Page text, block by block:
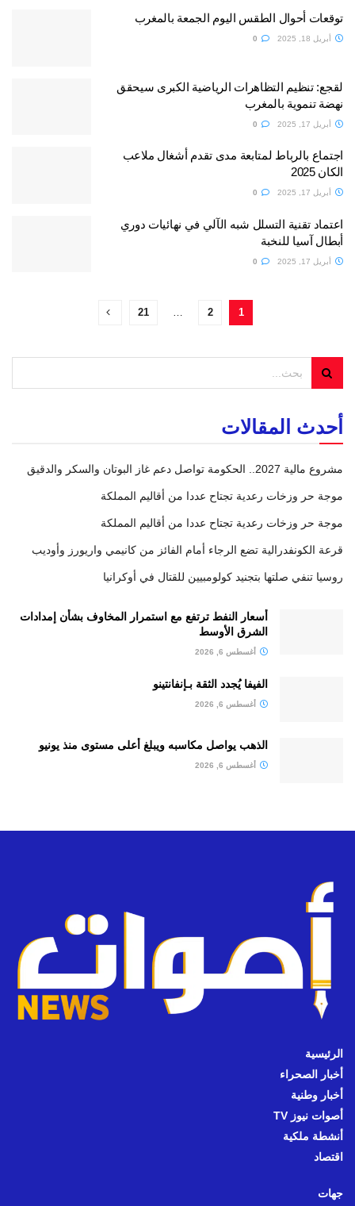
توقعات أحوال الطقس اليوم الجمعة بالمغرب
أبريل 18, 2025
لقجع: تنظيم التظاهرات الرياضية الكبرى سيحقق
نهضة تنموية بالمغرب
أبريل 17, 2025
اجتماع بالرباط لمتابعة مدى تقدم أشغال ملاعب
الكان 2025
أبريل 17, 2025
اعتماد تقنية التسلل شبه الآلي في نهائيات دوري
أبطال آسيا للنخبة
أبريل 17, 2025
1
2
…
21
أحدث المقالات
مشروع مالية 2027.. الحكومة تواصل دعم غاز البوتان والسكر والدقيق
موجة حر وزخات رعدية تجتاح عددا من أقاليم المملكة
موجة حر وزخات رعدية تجتاح عددا من أقاليم المملكة
قرعة الكونفدرالية تضع الرجاء أمام الفائز من كانيمي واريورز وأوديب
روسيا تنفي صلتها بتجنيد كولومبيين للقتال في أوكرانيا
أسعار النفط ترتفع مع استمرار المخاوف بشأن إمدادات
الشرق الأوسط
أغسطس 6, 2026
الفيفا يُجدد الثقة بـإنفانتينو
أغسطس 6, 2026
الذهب يواصل مكاسبه ويبلغ أعلى مستوى منذ يونيو
أغسطس 6, 2026
الرئيسية
أخبار الصحراء
أخبار وطنية
أصوات نيوز TV
أنشطة ملكية
اقتصاد
جهات